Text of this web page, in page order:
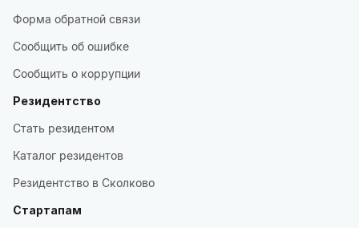
Форма обратной связи
Сообщить об ошибке
Сообщить о коррупции
Резидентство
Стать резидентом
Каталог резидентов
Резидентство в Сколково
Стартапам